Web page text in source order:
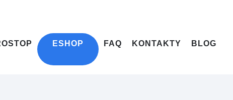
ESHOP FAQ KONTAKTY BLOG